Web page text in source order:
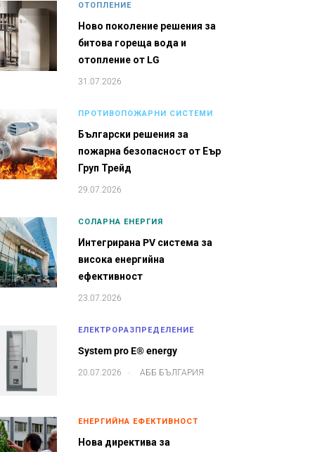
ОТОПЛЕНИЕ
Ново поколение решения за
битова гореща вода и
отопление от LG
31.07.2026
ПРОТИВОПОЖАРНИ СИСТЕМИ
Български решения за
пожарна безопасност от Еър
Груп Трейд
29.07.2026
СОЛАРНА ЕНЕРГИЯ
Интегрирана PV система за
висока енергийна
ефективност
23.07.2026
ЕЛЕКТРОРАЗПРЕДЕЛЕНИЕ
System pro E® energy
20.07.2026 . АББ БЪЛГАРИЯ
ЕНЕРГИЙНА ЕФЕКТИВНОСТ
Нова директива за